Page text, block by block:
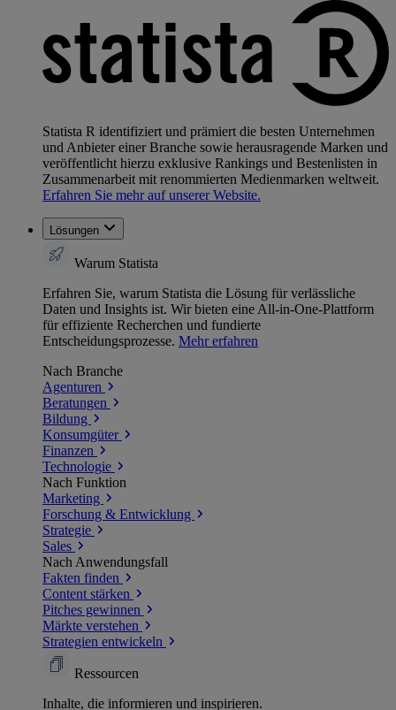
Statista R identifiziert und prämiert die besten Unternehmen
und Anbieter einer Branche sowie herausragende Marken und
veröffentlicht hierzu exklusive Rankings und Bestenlisten in
Zusammenarbeit mit renommierten Medienmarken weltweit.
Erfahren Sie mehr auf unserer Website.
Lösungen
Warum Statista
Erfahren Sie, warum Statista die Lösung für verlässliche
Daten und Insights ist. Wir bieten eine All-in-One-Plattform
für effiziente Recherchen und fundierte
Entscheidungsprozesse. Mehr erfahren
Nach Branche
Agenturen
Beratungen
Bildung
Konsumgüter
Finanzen
Technologie
Nach Funktion
Marketing
Forschung & Entwicklung
Strategie
Sales
Nach Anwendungsfall
Fakten finden
Content stärken
Pitches gewinnen
Märkte verstehen
Strategien entwickeln
Ressourcen
Inhalte, die informieren und inspirieren.